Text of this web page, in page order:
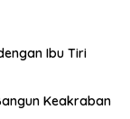
Ibu Tiri
Keakraban